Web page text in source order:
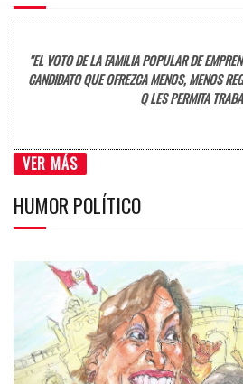
"EL VOTO DE LA FAMILIA POPULAR DE
CANDIDATO QUE OFREZCA MENOS, MENOS
Q LES PERMITA
VER MÁS
HUMOR POLÍTICO